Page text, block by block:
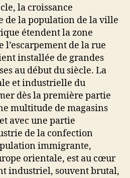
la croissance
de la population de la ville
étendent la zone
l’escarpement de la rue
installée de grandes
au début du siècle. La
et industrielle du
dès la première partie
multitude de magasins
avec une partie
de la confection
immigrante,
orientale, est au cœur
industriel, souvent brutal,